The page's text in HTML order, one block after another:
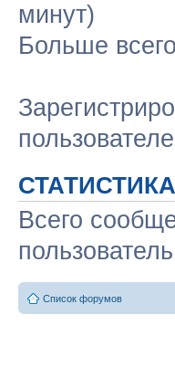
минут)
Больше
СТАТИСТИКА
Всего
Список форумов